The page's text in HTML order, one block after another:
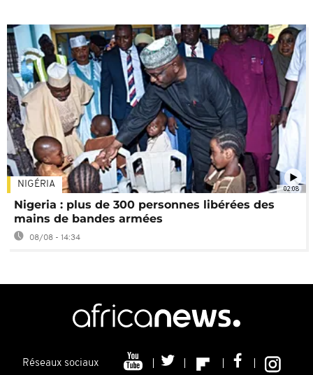
02:08
NIGÉRIA
Nigeria : plus de 300 personnes libérées des
mains de bandes armées
08/08 - 14:34
Réseaux sociaux